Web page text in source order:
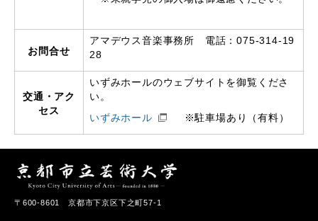
お問合せ
アマデウス音楽事務所 電話：075-314-19
28
交通・アク
セス
いずみホールのウェブサイトを御覧くださ
い。
いずみホール
※駐車場あり（有料）
〒600-8601 京都市下京区下之町57-1